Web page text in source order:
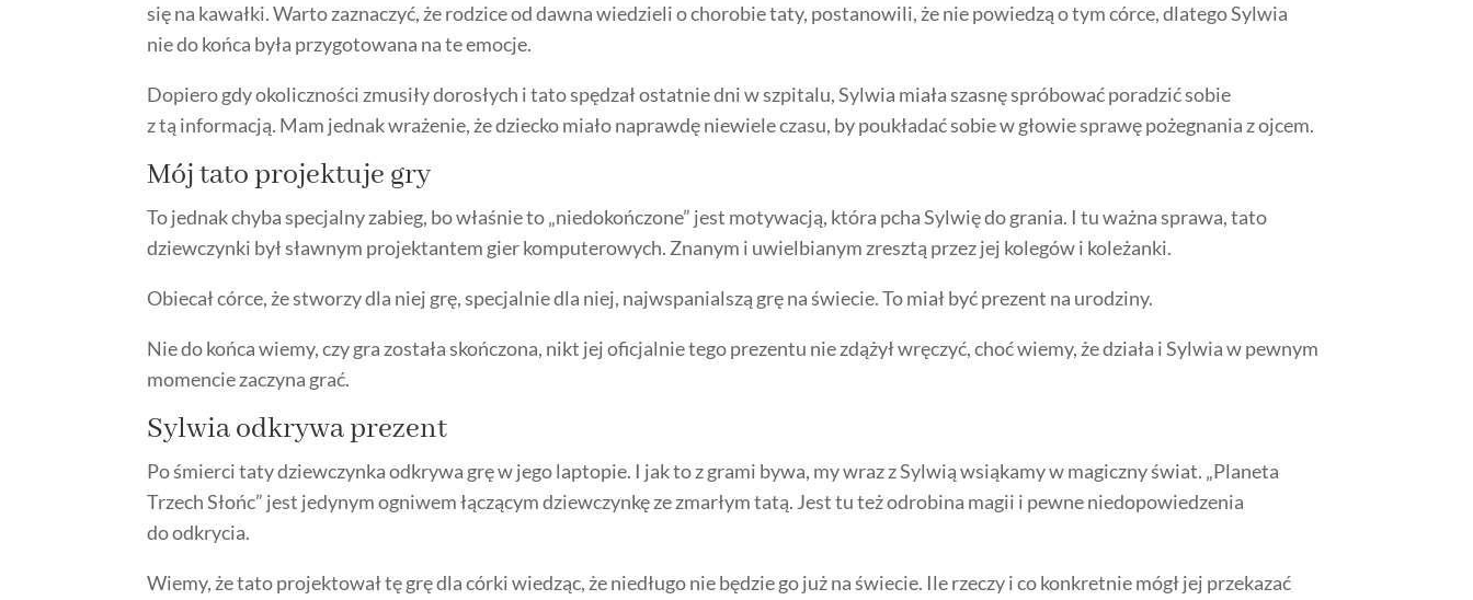
się na kawałki. Warto zaznaczyć, że rodzice od dawna wiedzieli o chorobie taty, postanowili, że nie powiedzą o tym córce, dlatego Sylwia
nie do końca była przygotowana na te emocje.
Dopiero gdy okoliczności zmusiły dorosłych i tato spędzał ostatnie dni w szpitalu, Sylwia miała szasnę spróbować poradzić sobie
z tą informacją. Mam jednak wrażenie, że dziecko miało naprawdę niewiele czasu, by poukładać sobie w głowie sprawę pożegnania z ojcem.
Mój tato projektuje gry
To jednak chyba specjalny zabieg, bo właśnie to „niedokończone” jest motywacją, która pcha Sylwię do grania. I tu ważna sprawa, tato
dziewczynki był sławnym projektantem gier komputerowych. Znanym i uwielbianym zresztą przez jej kolegów i koleżanki.
Obiecał córce, że stworzy dla niej grę, specjalnie dla niej, najwspanialszą grę na świecie. To miał być prezent na urodziny.
Nie do końca wiemy, czy gra została skończona, nikt jej oficjalnie tego prezentu nie zdążył wręczyć, choć wiemy, że działa i Sylwia w pewnym
momencie zaczyna grać.
Sylwia odkrywa prezent
Po śmierci taty dziewczynka odkrywa grę w jego laptopie. I jak to z grami bywa, my wraz z Sylwią wsiąkamy w magiczny świat. „Planeta
Trzech Słońc” jest jedynym ogniwem łączącym dziewczynkę ze zmarłym tatą. Jest tu też odrobina magii i pewne niedopowiedzenia
do odkrycia.
Wiemy, że tato projektował tę grę dla córki wiedząc, że niedługo nie będzie go już na świecie. Ile rzeczy i co konkretnie mógł jej przekazać